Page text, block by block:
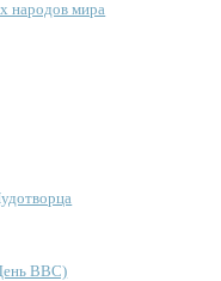
народов мира
ВВС)